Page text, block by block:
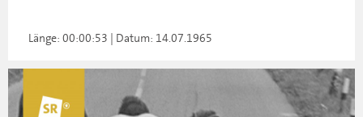
Länge: 00:00:53 | Datum: 14.07.1965